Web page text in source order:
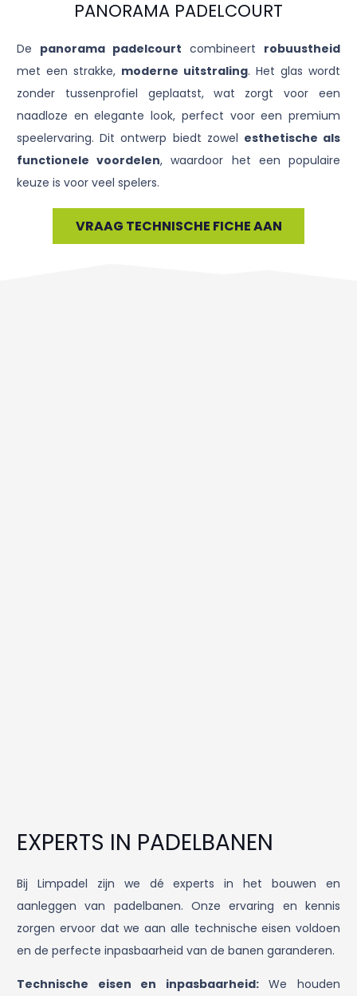
PANORAMA PADELCOURT
De panorama padelcourt combineert robuustheid
met een strakke, moderne uitstraling. Het glas wordt
zonder tussenprofiel geplaatst, wat zorgt voor een
naadloze en elegante look, perfect voor een premium
speelervaring. Dit ontwerp biedt zowel esthetische als
functionele voordelen, waardoor het een populaire
keuze is voor veel spelers.
VRAAG TECHNISCHE FICHE AAN
EXPERTS IN PADELBANEN
Bij Limpadel zijn we dé experts in het bouwen en
aanleggen van padelbanen. Onze ervaring en kennis
zorgen ervoor dat we aan alle technische eisen voldoen
en de perfecte inpasbaarheid van de banen garanderen.
Technische eisen en inpasbaarheid: We houden